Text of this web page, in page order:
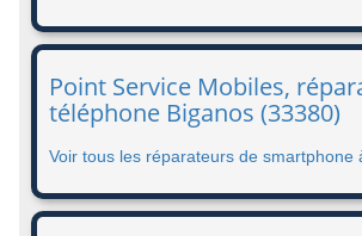
Point Service Mobiles,
téléphone Biganos (33380)
Voir tous les réparateurs de smartphone